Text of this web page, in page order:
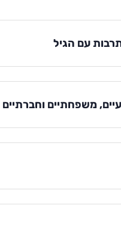
עם הגיל
משפחתיים וחברתיים